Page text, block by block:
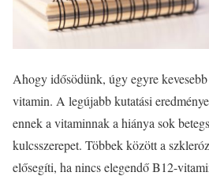
Ahogy idősödünk, úgy egyre
vitamin. A legújabb kutatási
ennek a vitaminnak a hiánya sok
kulcsszerepet. Többek között a
elősegíti, ha nincs elegendő B12-